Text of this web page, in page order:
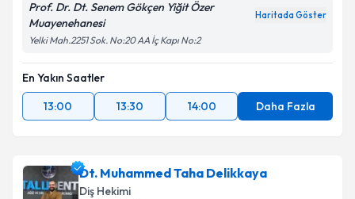
Prof. Dr. Dt. Senem Gökçen Yiğit Özer
Muayenehanesi
Haritada Göster
Yelki Mah.2251 Sok. No:20 AA İç Kapı No:2
En Yakın Saatler
13:00
13:30 14:00 Daha Fazla
Dt. Muhammed Taha Delikkaya
Diş Hekimi